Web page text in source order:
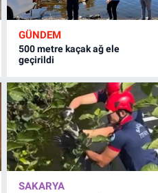
GÜNDEM
500 metre kaçak ağ ele
geçirildi
SAKARYA